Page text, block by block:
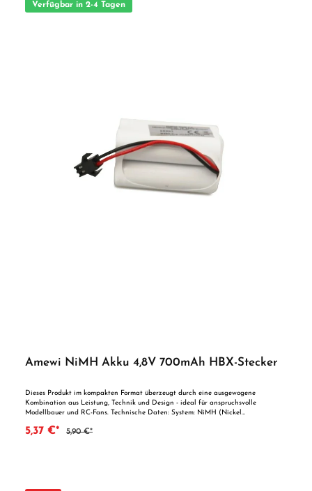
Verfügbar in 2-4 Tagen
Amewi NiMH Akku 4,8V 700mAh HBX-Stecker
Dieses Produkt im kompakten Format überzeugt durch eine ausgewogene
Kombination aus Leistung, Technik und Design - ideal für anspruchsvolle
Modellbauer und RC-Fans. Technische Daten: System: NiMH (Nickel
Gewicht: Stecksystem: HBX Wichtige Sicherheitshinweise: Achtung!
5,37 €* 5,90 €*